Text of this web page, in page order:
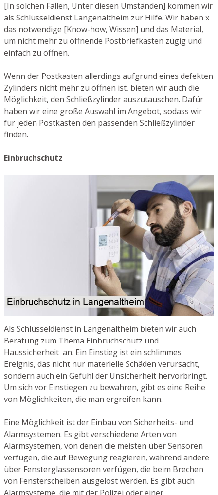
[In solchen Fällen, Unter diesen Umständen] kommen wir
als Schlüsseldienst Langenaltheim zur Hilfe. Wir haben x
das notwendige [Know-how, Wissen] und das Material,
um nicht mehr zu öffnende Postbriefkästen zügig und
einfach zu öffnen.
Wenn der Postkasten allerdings aufgrund eines defekten
Zylinders nicht mehr zu öffnen ist, bieten wir auch die
Möglichkeit, den Schließzylinder auszutauschen. Dafür
haben wir eine große Auswahl im Angebot, sodass wir
für jeden Postkasten den passenden Schließzylinder
finden.
Einbruchschutz
Als Schlüsseldienst in Langenaltheim bieten wir auch
Beratung zum Thema Einbruchschutz und
Haussicherheit an. Ein Einstieg ist ein schlimmes
Ereignis, das nicht nur materielle Schäden verursacht,
sondern auch ein Gefühl der Unsicherheit hervorbringt.
Um sich vor Einstiegen zu bewahren, gibt es eine Reihe
von Möglichkeiten, die man ergreifen kann.
Eine Möglichkeit ist der Einbau von Sicherheits- und
Alarmsystemen. Es gibt verschiedene Arten von
Alarmsystemen, von denen die meisten über Sensoren
verfügen, die auf Bewegung reagieren, während andere
über Fensterglassensoren verfügen, die beim Brechen
von Fensterscheiben ausgelöst werden. Es gibt auch
Alarmsysteme, die mit der Polizei oder einer